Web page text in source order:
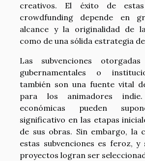
creativos. El éxito de
crowdfunding depende en
alcance y la originalidad de
como de una sólida estrategia
Las subvenciones
gubernamentales o
también son una fuente vital
para los animadores
económicas pueden
significativo en las etapas
de sus obras. Sin embargo, la
estas subvenciones es feroz, y
proyectos logran ser